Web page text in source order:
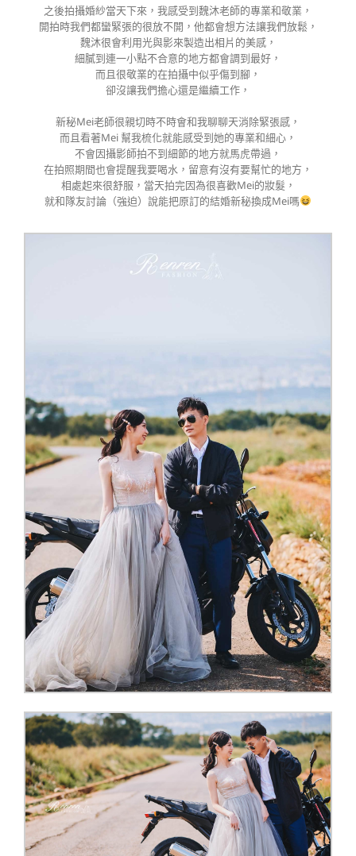
之後拍攝婚紗當天下來，我感受到魏沐老師的專業和敬業，
開拍時我們都蠻緊張的很放不開，他都會想方法讓我們放鬆，
魏沐很會利用光與影來製造出相片的美感，
細膩到連一小點不合意的地方都會調到最好，
而且很敬業的在拍攝中似乎傷到腳，
卻沒讓我們擔心還是繼續工作，
新秘Mei老師很親切時不時會和我聊聊天消除緊張感，
而且看著Mei 幫我梳化就能感受到她的專業和細心，
不會因攝影師拍不到細節的地方就馬虎帶過，
在拍照期間也會提醒我要喝水，留意有沒有要幫忙的地方，
相處起來很舒服，當天拍完因為很喜歡Mei的妝髮，
就和隊友討論（強迫）說能把原訂的結婚新秘換成Mei嗎